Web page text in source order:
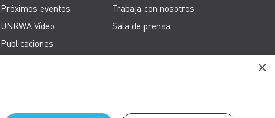
Próximos eventos
UNRWA Vídeo
Publicaciones
Trabaja con nosotros
Sala de prensa
×